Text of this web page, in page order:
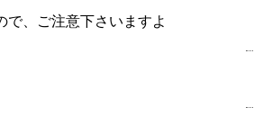
で、ご注意下さいますよ